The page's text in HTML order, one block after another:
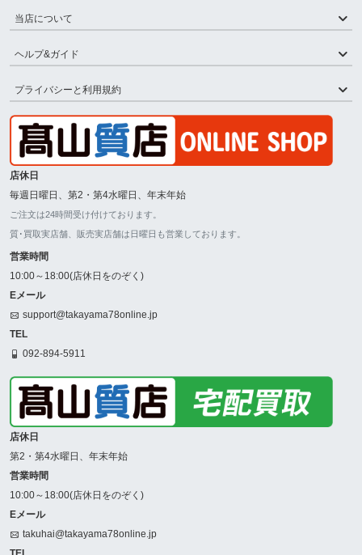
当店について
ヘルプ&ガイド
プライバシーと利用規約
店休日
毎週日曜日、第2・第4水曜日、年末年始
ご注文は24時間受け付けております。
質･買取実店舗、販売実店舗は日曜日も営業しております。
営業時間
10:00～18:00(店休日をのぞく)
Eメール
support@takayama78online.jp
TEL
092-894-5911
店休日
第2・第4水曜日、年末年始
営業時間
10:00～18:00(店休日をのぞく)
Eメール
takuhai@takayama78online.jp